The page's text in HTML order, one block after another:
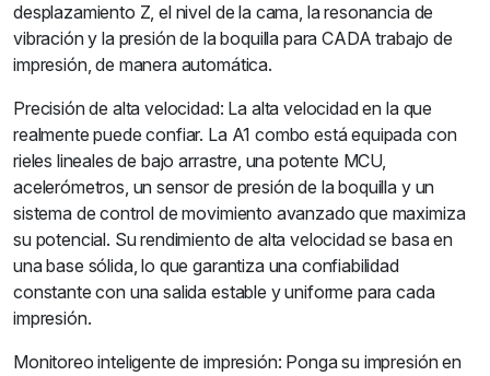
desplazamiento Z, el nivel de la cama, la resonancia de
vibración y la presión de la boquilla para CADA trabajo de
impresión, de manera automática.
Precisión de alta velocidad: La alta velocidad en la que
realmente puede confiar. La A1 combo está equipada con
rieles lineales de bajo arrastre, una potente MCU,
acelerómetros, un sensor de presión de la boquilla y un
sistema de control de movimiento avanzado que maximiza
su potencial. Su rendimiento de alta velocidad se basa en
una base sólida, lo que garantiza una confiabilidad
constante con una salida estable y uniforme para cada
impresión.
Monitoreo inteligente de impresión: Ponga su impresión en